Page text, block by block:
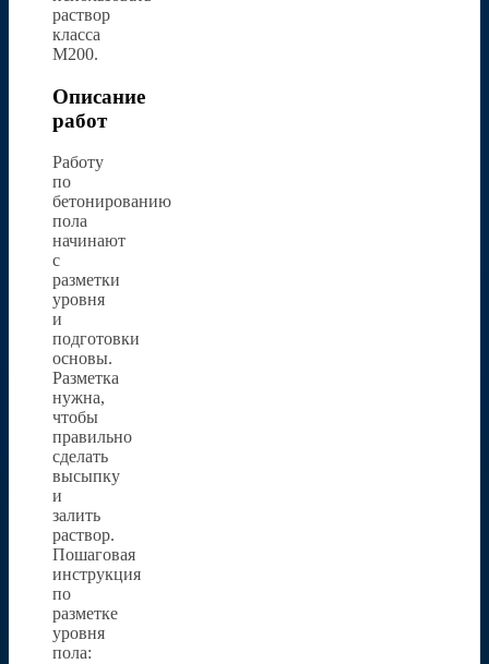
раствор
класса
М200.
Описание
работ
Работу
по
бетонированию
пола
начинают
с
разметки
уровня
и
подготовки
основы.
Разметка
нужна,
чтобы
правильно
сделать
высыпку
и
залить
раствор.
Пошаговая
инструкция
по
разметке
уровня
пола: